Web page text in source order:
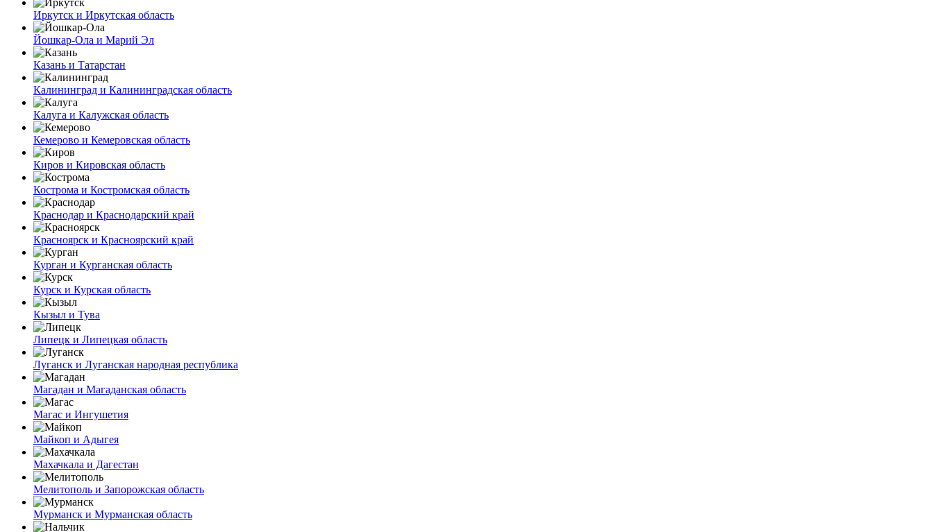
Иркутск и Иркутская область
Йошкар-Ола и Марий Эл
Казань и Татарстан
Калининград и Калининградская область
Калуга и Калужская область
Кемерово и Кемеровская область
Киров и Кировская область
Кострома и Костромская область
Краснодар и Краснодарский край
Красноярск и Красноярский край
Курган и Курганская область
Курск и Курская область
Кызыл и Тува
Липецк и Липецкая область
Луганск и Луганская народная республика
Магадан и Магаданская область
Магас и Ингушетия
Майкоп и Адыгея
Махачкала и Дагестан
Мелитополь и Запорожская область
Мурманск и Мурманская область